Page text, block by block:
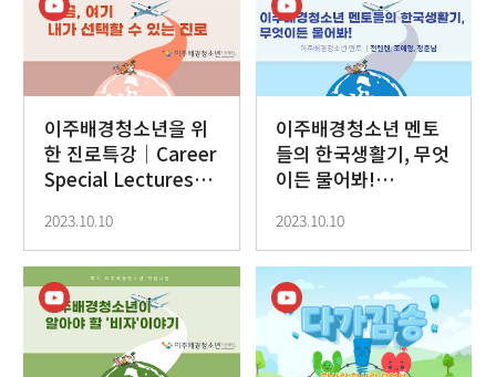
이주배경청소년을 위
한 진로특강│Career
Special Lectures
2023.10.10
이주배경청소년 멘토
들의 한국생활기, 무엇
이든 물어봐!
History of Youth
Mentors from
Migrant
Backgrounds!
2023.10.10